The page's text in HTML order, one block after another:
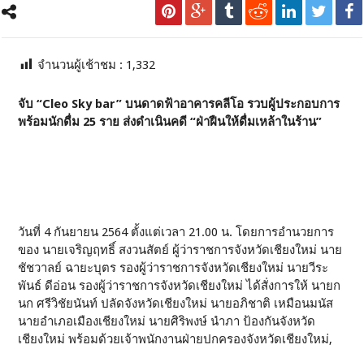
จำนวนผู้เช้าชม : 1,332
จับ “Cleo Sky bar” บนดาดฟ้าอาคารคลีโอ รวบผู้ประกอบการ
พร้อมนักดื่ม 25 ราย ส่งดำเนินคดี “ฝ่าฝืนให้ดื่มเหล้าในร้าน”
วันที่ 4 กันยายน 2564 ตั้งแต่เวลา 21.00 น. โดยการอำนวยการ
ของ นายเจริญฤทธิ์ สงวนสัตย์ ผู้ว่าราชการจังหวัดเชียงใหม่ นาย
ชัชวาลย์ ฉายะบุตร รองผู้ว่าราชการจังหวัดเชียงใหม่ นายวีระ
พันธ์ ดีอ่อน รองผู้ว่าราชการจังหวัดเชียงใหม่ ได้สั่งการให้ นายก
นก ศรีวิชัยนันท์ ปลัดจังหวัดเชียงใหม่ นายอภิชาติ เหมือนมนัส
นายอำเภอเมืองเชียงใหม่ นายศิริพงษ์ นำภา ป้องกันจังหวัด
เชียงใหม่ พร้อมด้วยเจ้าพนักงานฝ่ายปกครองจังหวัดเชียงใหม่,